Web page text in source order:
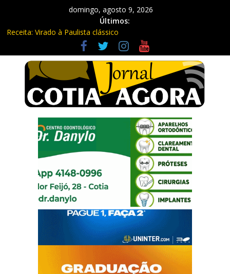
domingo, agosto 9, 2026
Últimos:
Receita: Virado à Paulista clássico
Ladrão de farmácia e procurado por maus-tratos são presos em
Vargem Grande Paulista
Cine Sustentável traz cinema ao ar livre e educação ambiental
para Vargem Grande
WhatsApp vai parar de funcionar em vários celulares antigos em
setembro
São Roque